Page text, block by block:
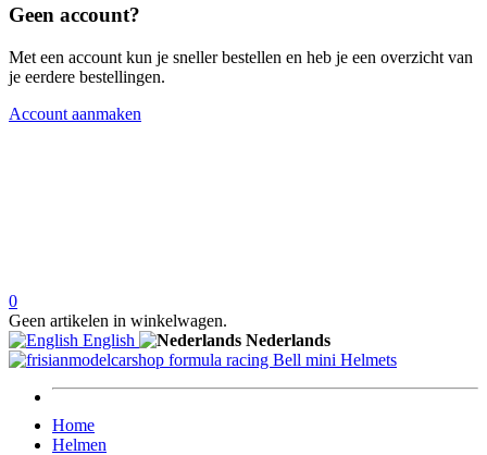
Geen account?
Met een account kun je sneller bestellen en heb je een overzicht van
je eerdere bestellingen.
Account aanmaken
0
Geen artikelen in winkelwagen.
English
Nederlands
Home
Helmen